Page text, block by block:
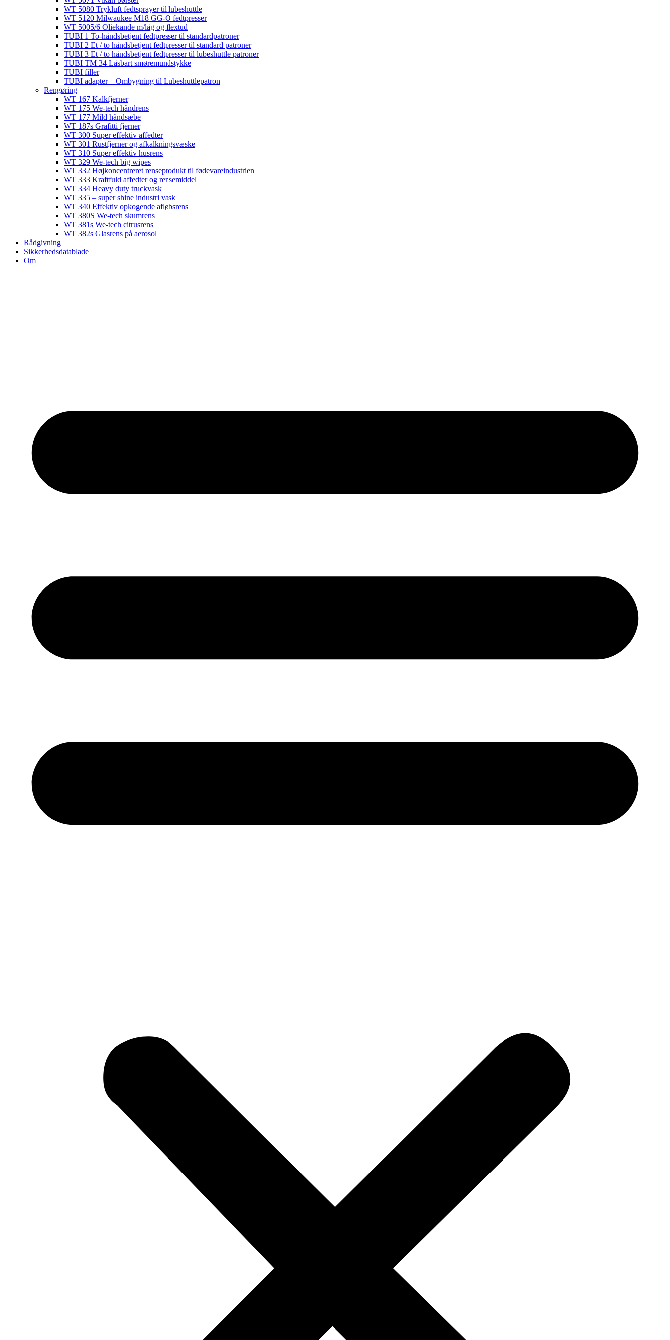
WT 5080 Trykluft fedtsprayer til lubeshuttle
WT 5120 Milwaukee M18 GG-O fedtpresser
WT 5005/6 Oliekande m/låg og flextud​
TUBI 1 To-håndsbetjent fedtpresser til standardpatroner
TUBI 2 Et / to håndsbetjent fedtpresser til standard patroner
TUBI 3 Et / to håndsbetjent fedtpresser til lubeshuttle patroner
TUBI TM 34 Låsbart smøremundstykke
TUBI filler
TUBI adapter​ – Ombygning til Lubeshuttlepatron
Rengøring
WT 167 Kalkfjerner
WT 175 We-tech håndrens
WT 177 Mild håndsæbe
WT 187s Grafitti fjerner
WT 300 Super effektiv affedter​
WT 301 Rustfjerner og afkalkningsvæske
WT 310 Super effektiv husrens
WT 329 We-tech big wipes
WT 332 Højkoncentreret renseprodukt til fødevareindustrien
WT 333 Kraftfuld affedter og rensemiddel
WT 334 Heavy duty truckvask
WT 335 – super shine industri vask
WT 340 Effektiv opkogende afløbsrens
WT 380S We-tech skumrens
WT 381s We-tech citrusrens
WT 382s Glasrens på aerosol​
Rådgivning
Sikkerhedsdatablade
Om